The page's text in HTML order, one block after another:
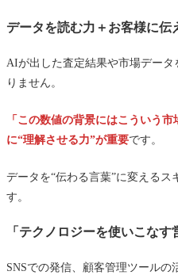
データを読む力＋お客様に伝
AIが出した査定結果や市場デー
りません。
「この数値の背景にはこういう
に“理解させる力”が重要です。
データを“伝わる言葉”に変える
す。
「テクノロジーを使いこな
SNSでの発信、顧客管理ツール